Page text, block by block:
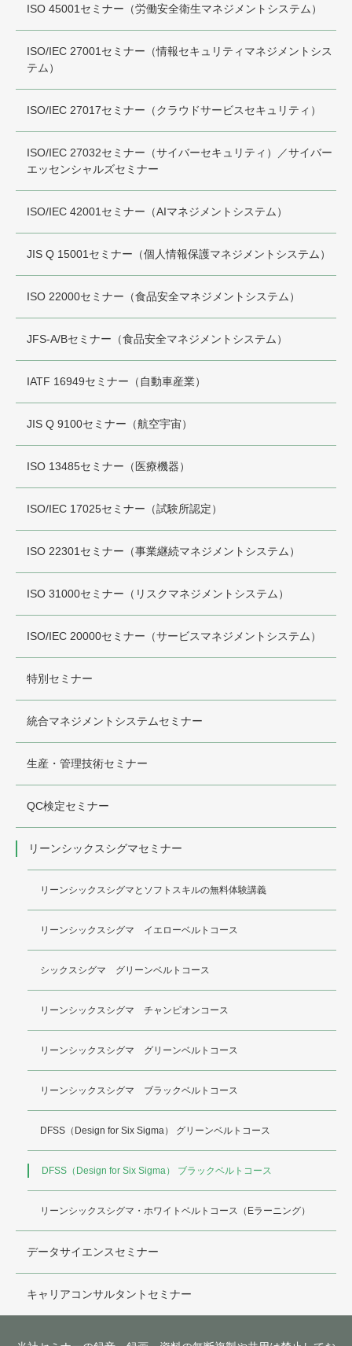
ISO 45001セミナー（労働安全衛生マネジメントシステム）
ISO/IEC 27001セミナー（情報セキュリティマネジメントシス
テム）
ISO/IEC 27017セミナー（クラウドサービスセキュリティ）
ISO/IEC 27032セミナー（サイバーセキュリティ）／サイバー
エッセンシャルズセミナー
ISO/IEC 42001セミナー（AIマネジメントシステム）
JIS Q 15001セミナー（個人情報保護マネジメントシステム）
ISO 22000セミナー（食品安全マネジメントシステム）
JFS-A/Bセミナー（食品安全マネジメントシステム）
IATF 16949セミナー（自動車産業）
JIS Q 9100セミナー（航空宇宙）
ISO 13485セミナー（医療機器）
ISO/IEC 17025セミナー（試験所認定）
ISO 22301セミナー（事業継続マネジメントシステム）
ISO 31000セミナー（リスクマネジメントシステム）
ISO/IEC 20000セミナー（サービスマネジメントシステム）
特別セミナー
統合マネジメントシステムセミナー
生産・管理技術セミナー
QC検定セミナー
リーンシックスシグマセミナー
リーンシックスシグマとソフトスキルの無料体験講義
リーンシックスシグマ イエローベルトコース
シックスシグマ グリーンベルトコース
リーンシックスシグマ チャンピオンコース
リーンシックスシグマ グリーンベルトコース
リーンシックスシグマ ブラックベルトコース
DFSS（Design for Six Sigma） グリーンベルトコース
DFSS（Design for Six Sigma） ブラックベルトコース
リーンシックスシグマ・ホワイトベルトコース（Eラーニング）
データサイエンスセミナー
キャリアコンサルタントセミナー